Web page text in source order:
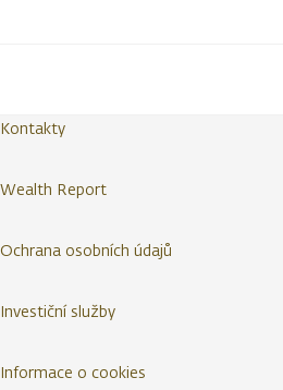
Kontakty
Wealth Report
Ochrana osobních údajů
Investiční služby
Informace o cookies